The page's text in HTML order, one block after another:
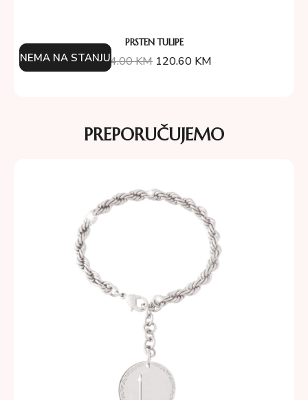
PRSTEN TULIPE
134.00KM 120.60 KM
NEMA NA STANJU
PREPORUČUJEMO